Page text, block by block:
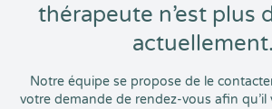
thérapeute n’est plus
actuellement.
Notre équipe se propose de le
votre demande de rendez-vous afin qu’il